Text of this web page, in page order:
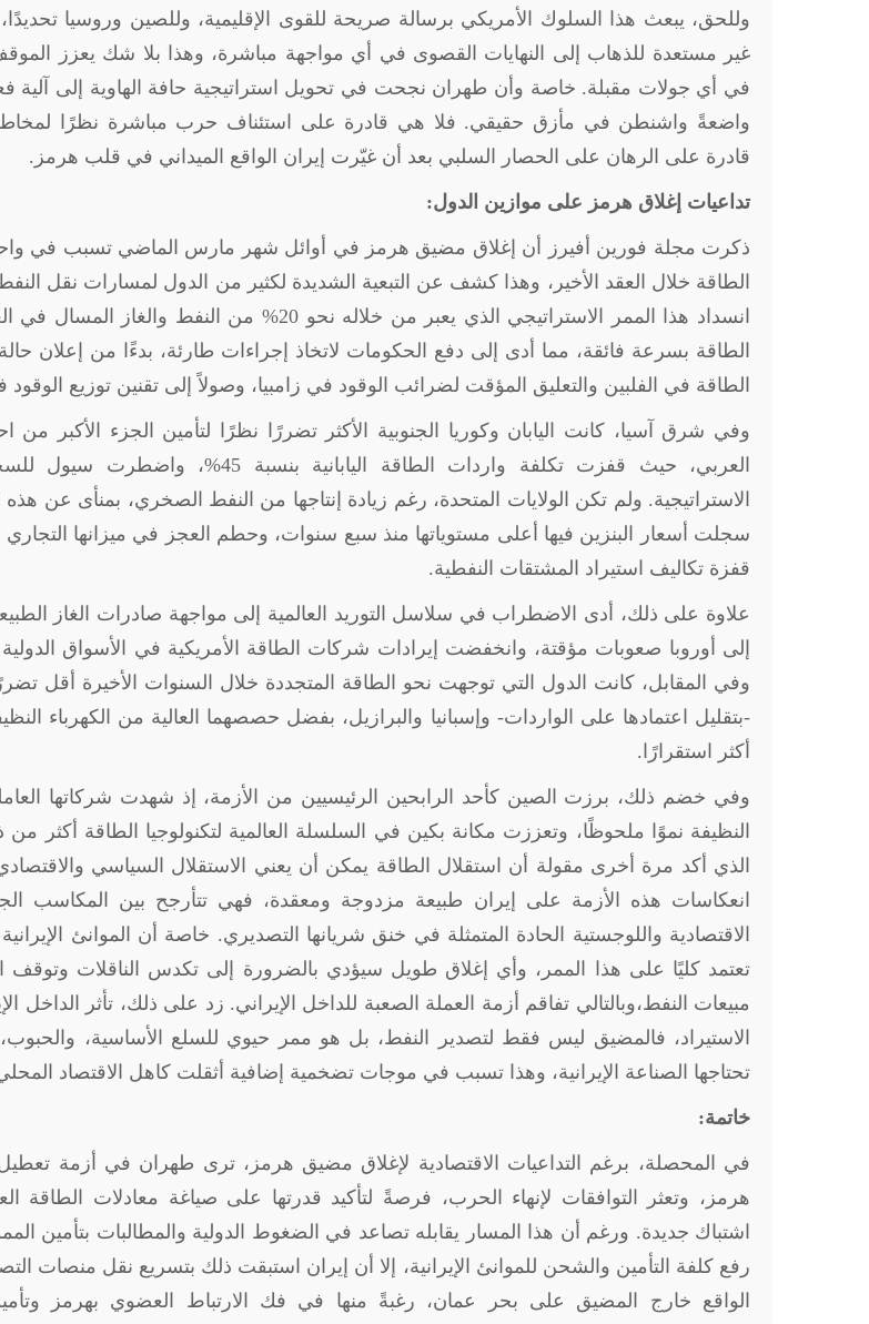
وللحق، يبعث هذا السلوك الأمريكي برسالة صريحة للقوى الإقليمية، وللصين وروسيا
غير مستعدة للذهاب إلى النهايات القصوى في أي مواجهة مباشرة، وهذا بلا شك يعزز
في أي جولات مقبلة. خاصة وأن طهران نجحت في تحويل استراتيجية حافة الهاوية إلى آلية فعالة
واضعةً واشنطن في مأزق حقيقي. فلا هي قادرة على استئناف حرب مباشرة نظرًا
قادرة على الرهان على الحصار السلبي بعد أن غيّرت إيران الواقع الميداني في قلب هرمز .
تداعيات إغلاق هرمز على موازين الدول:
ذكرت مجلة فورين أفيرز أن إغلاق مضيق هرمز في أوائل شهر مارس الماضي تسبب في
الطاقة خلال العقد الأخير، وهذا كشف عن التبعية الشديدة لكثير من الدول لمسارات نقل
انسداد هذا الممر الاستراتيجي الذي يعبر من خلاله نحو 20% من
الطاقة بسرعة فائقة، مما أدى إلى دفع الحكومات لاتخاذ إجراءات طارئة، بدءًا من إعلان
الطاقة في الفلبين والتعليق المؤقت لضرائب الوقود في زامبيا، وصولاً إلى تقنين توزيع الوقود
وفي شرق آسيا، كانت اليابان وكوريا الجنوبية الأكثر تضررًا نظرًا لتأمين الجزء الأكبر من
العربي، حيث قفزت تكلفة واردات الطاقة اليابانية
الاستراتيجية. ولم تكن الولايات المتحدة، رغم زيادة إنتاجها من النفط الصخري، بمنأى عن هذه
سجلت أسعار البنزين فيها أعلى مستوياتها منذ سبع سنوات، وحطم العجز في ميزانها التجاري
قفزة تكاليف استيراد المشتقات النفطية.
علاوة على ذلك، أدى الاضطراب في سلاسل التوريد العالمية إلى مواجهة صادرات الغاز
إلى أوروبا صعوبات مؤقتة، وانخفضت إيرادات شركات الطاقة الأمريكية في الأسواق الدولية
وفي المقابل، كانت الدول التي توجهت نحو الطاقة المتجددة خلال السنوات الأخيرة أقل
-بتقليل اعتمادها على الواردات- وإسبانيا والبرازيل، بفضل حصصهما العالية من الكهرباء
أكثر استقرارًا.
وفي خضم ذلك، برزت الصين كأحد الرابحين الرئيسيين من الأزمة، إذ شهدت شركاتها
النظيفة نموًا ملحوظًا، وتعززت مكانة بكين في السلسلة العالمية لتكنولوجيا الطاقة أكثر
الذي أكد مرة أخرى مقولة أن استقلال الطاقة يمكن أن يعني الاستقلال السياسي
انعكاسات هذه الأزمة على إيران طبيعة مزدوجة ومعقدة، فهي تتأرجح بين المكاسب
الاقتصادية واللوجستية الحادة المتمثلة في خنق شريانها التصديري. خاصة أن الموانئ
تعتمد كليًا على هذا الممر، وأي إغلاق طويل سيؤدي بالضرورة إلى تكدس الناقلات وتوقف
مبيعات النفط،وبالتالي تفاقم أزمة العملة الصعبة للداخل الإيراني. زد على ذلك، تأثر الداخل
الاستيراد، فالمضيق ليس فقط لتصدير النفط، بل هو ممر حيوي للسلع الأساسية، والحبوب،
تحتاجها الصناعة الإيرانية، وهذا تسبب في موجات تضخمية إضافية أثقلت كاهل الاقتصاد
خاتمة:
في المحصلة، برغم التداعيات الاقتصادية لإغلاق مضيق هرمز، ترى طهران في أزمة
هرمز، وتعثر التوافقات لإنهاء الحرب، فرصةً لتأكيد قدرتها على صياغة معادلات الطاقة
اشتباك جديدة. ورغم أن هذا المسار يقابله تصاعد في الضغوط الدولية والمطالبات بتأمين
رفع كلفة التأمين والشحن للموانئ الإيرانية، إلا أن إيران استبقت ذلك بتسريع نقل منصات
الواقع خارج المضيق على بحر عمان، رغبةً منها في فك الارتباط العضوي بهرمز